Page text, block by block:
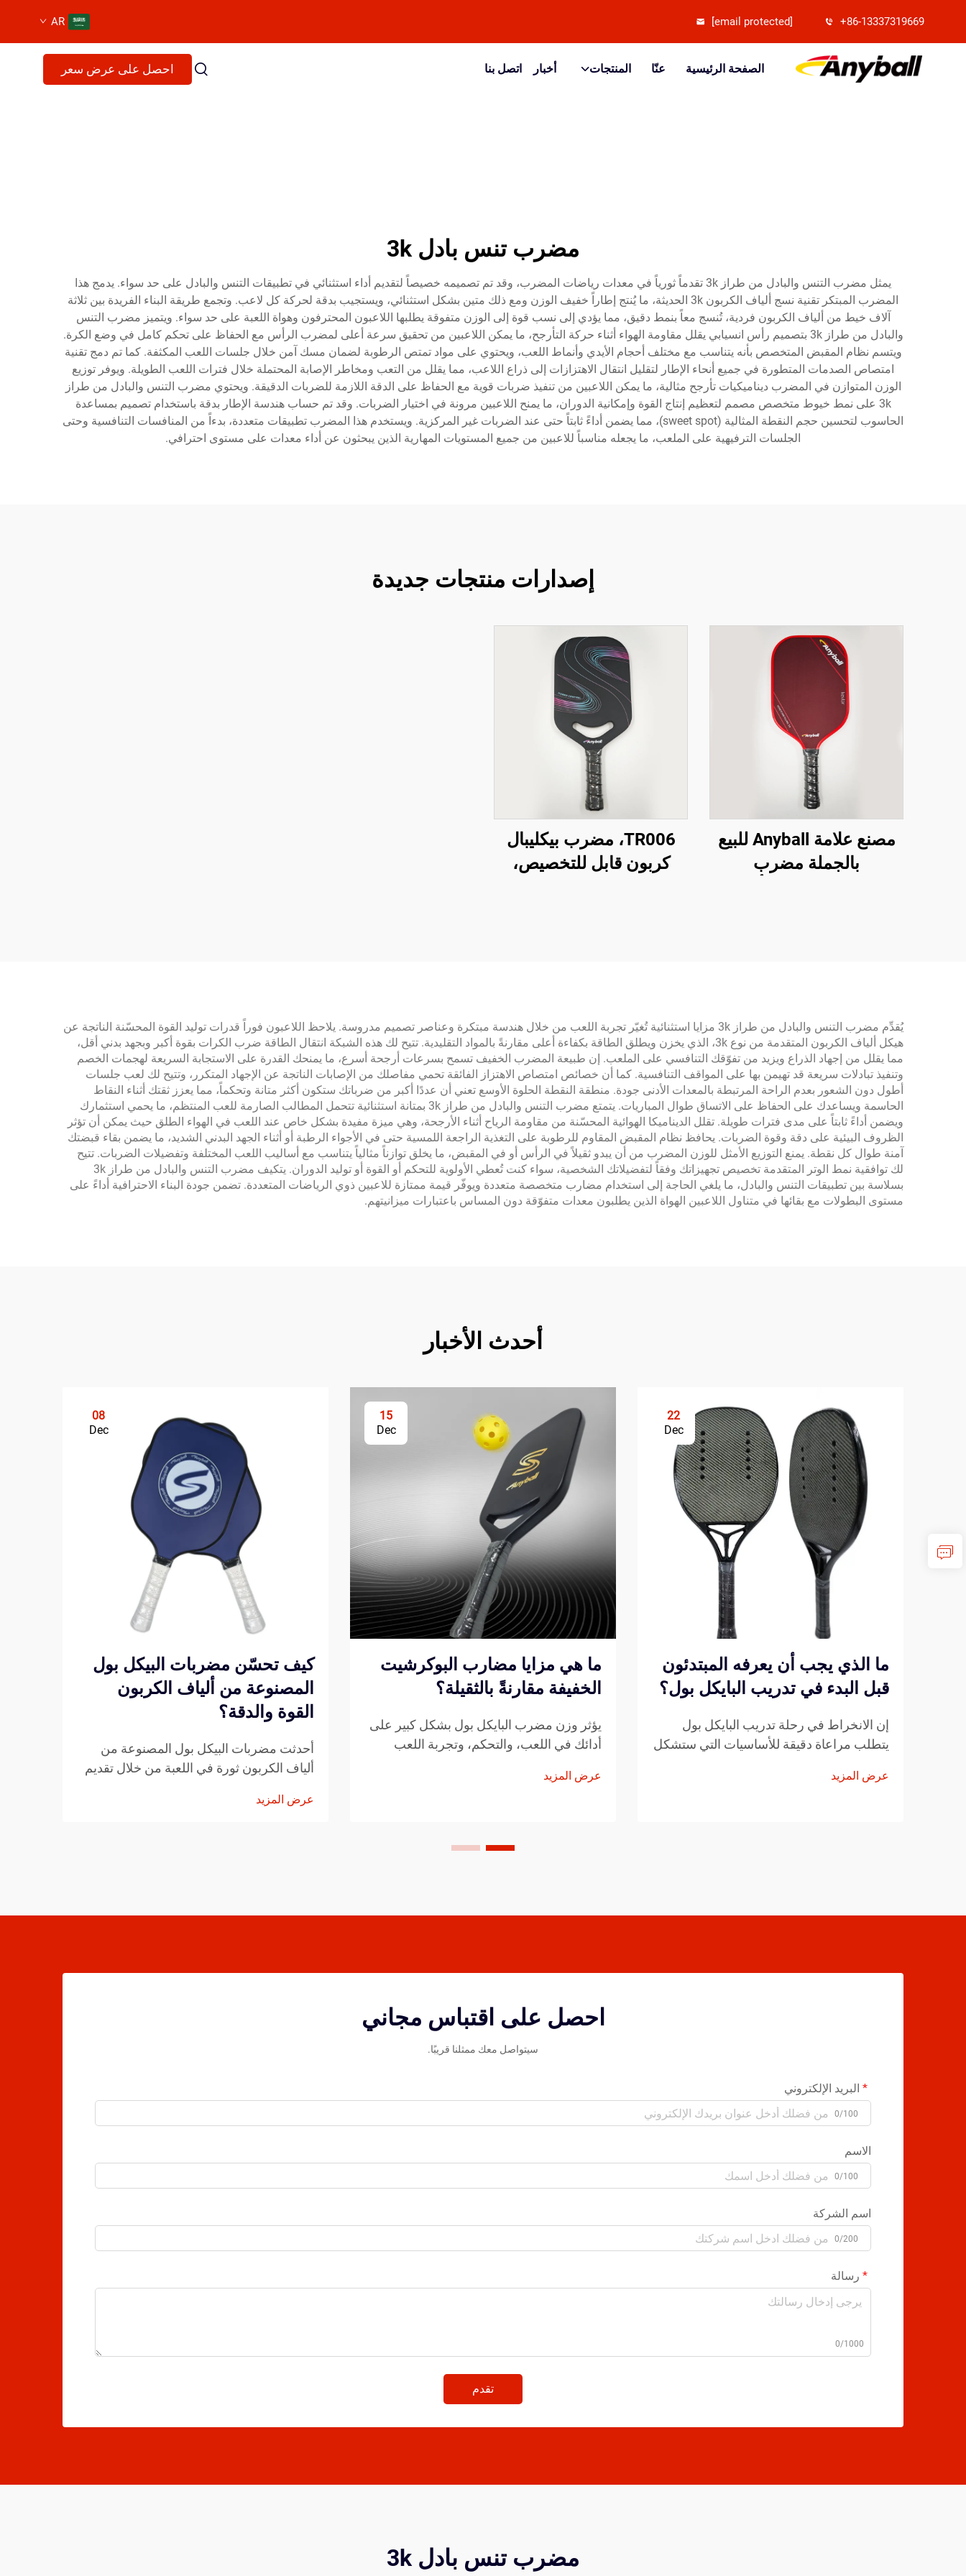
+86-13337319669
[email protected]
AR
الصفحة الرئيسية عنّا المنتجات أخبار اتصل بنا احصل على عرض سعر
مضرب تنس بادل 3k
يمثل مضرب التنس والبادل من طراز 3k تقدماً ثورياً في معدات رياضات المضرب، وقد تم تصميمه خصيصاً لتقديم أداء استثنائي في تطبيقات التنس والبادل على حد سواء. يدمج هذا
المضرب المبتكر تقنية نسج ألياف الكربون 3k الحديثة، ما يُنتج إطاراً خفيف الوزن ومع ذلك متين بشكل استثنائي، ويستجيب بدقة لحركة كل لاعب. وتجمع طريقة البناء الفريدة بين ثلاثة
آلاف خيط من ألياف الكربون فردية، تُنسج معاً بنمط دقيق، مما يؤدي إلى نسب قوة إلى الوزن متفوقة يطلبها اللاعبون المحترفون وهواة اللعبة على حد سواء. ويتميز مضرب التنس
والبادل من طراز 3k بتصميم رأس انسيابي يقلل مقاومة الهواء أثناء حركة التأرجح، ما يمكن اللاعبين من تحقيق سرعة أعلى لمضرب الرأس مع الحفاظ على تحكم كامل في وضع الكرة.
ويتسم نظام المقبض المتخصص بأنه يتناسب مع مختلف أحجام الأيدي وأنماط اللعب، ويحتوي على مواد تمتص الرطوبة لضمان مسك آمن خلال جلسات اللعب المكثفة. كما تم دمج تقنية
امتصاص الصدمات المتطورة في جميع أنحاء الإطار لتقليل انتقال الاهتزازات إلى ذراع اللاعب، مما يقلل من التعب ومخاطر الإصابة المحتملة خلال فترات اللعب الطويلة. ويوفر توزيع
الوزن المتوازن في المضرب ديناميكيات تأرجح مثالية، ما يمكن اللاعبين من تنفيذ ضربات قوية مع الحفاظ على الدقة اللازمة للضربات الدقيقة. ويحتوي مضرب التنس والبادل من طراز
3k على نمط خيوط متخصص مصمم لتعظيم إنتاج القوة وإمكانية الدوران، ما يمنح اللاعبين مرونة في اختيار الضربات. وقد تم حساب هندسة الإطار بدقة باستخدام تصميم بمساعدة
الحاسوب لتحسين حجم النقطة المثالية (sweet spot)، مما يضمن أداءً ثابتاً حتى عند الضربات غير المركزية. ويستخدم هذا المضرب تطبيقات متعددة، بدءاً من المنافسات التنافسية وحتى
الجلسات الترفيهية على الملعب، ما يجعله مناسباً للاعبين من جميع المستويات المهارية الذين يبحثون عن أداء معدات على مستوى احترافي.
إصدارات منتجات جديدة
مصنع علامة Anyball للبيع
بالجملة مضرب
TR006، مضرب بيكليبال
كربون قابل للتخصيص،
يُقدِّم مضرب التنس والبادل من طراز 3k مزايا استثنائية تُغيّر تجربة اللعب من خلال هندسة مبتكرة وعناصر تصميم مدروسة. يلاحظ اللاعبون فوراً قدرات توليد القوة المحسّنة الناتجة عن
هيكل ألياف الكربون المتقدمة من نوع 3k، الذي يخزن ويطلق الطاقة بكفاءة أعلى مقارنةً بالمواد التقليدية. تتيح لك هذه الشبكة انتقال الطاقة ضرب الكرات بقوة أكبر وبجهد بدني أقل،
مما يقلل من إجهاد الذراع ويزيد من تفوّقك التنافسي على الملعب. إن طبيعة المضرب الخفيف تسمح بسرعات أرجحة أسرع، ما يمنحك القدرة على الاستجابة السريعة لهجمات الخصم
وتنفيذ تبادلات سريعة قد تهيمن بها على المواقف التنافسية. كما أن خصائص امتصاص الاهتزاز الفائقة تحمي مفاصلك من الإصابات الناتجة عن الإجهاد المتكرر، وتتيح لك لعب جلسات
أطول دون الشعور بعدم الراحة المرتبطة بالمعدات الأدنى جودة. منطقة النقطة الحلوة الأوسع تعني أن عددًا أكبر من ضرباتك ستكون أكثر متانة وتحكماً، مما يعزز ثقتك أثناء النقاط
الحاسمة ويساعدك على الحفاظ على الاتساق طوال المباريات. يتمتع مضرب التنس والبادل من طراز 3k بمتانة استثنائية تتحمل المطالب الصارمة للعب المنتظم، ما يحمي استثمارك
ويضمن أداءً ثابتاً على مدى فترات طويلة. تقلل الديناميكا الهوائية المحسّنة من مقاومة الرياح أثناء الأرجحة، وهي ميزة مفيدة بشكل خاص عند اللعب في الهواء الطلق حيث يمكن أن تؤثر
الظروف البيئية على دقة وقوة الضربات. يحافظ نظام المقبض المقاوم للرطوبة على التغذية الراجعة اللمسية حتى في الأجواء الرطبة أو أثناء الجهد البدني الشديد، ما يضمن بقاء قبضتك
آمنة طوال كل نقطة. يمنع التوزيع الأمثل للوزن المضرب من أن يبدو ثقيلاً في الرأس أو في المقبض، ما يخلق توازناً مثالياً يتناسب مع أساليب اللعب المختلفة وتفضيلات الضربات. تتيح
لك توافقية نمط الوتر المتقدمة تخصيص تجهيزاتك وفقاً لتفضيلاتك الشخصية، سواء كنت تُعطي الأولوية للتحكم أو القوة أو توليد الدوران. يتكيف مضرب التنس والبادل من طراز 3k
بسلاسة بين تطبيقات التنس والبادل، ما يلغي الحاجة إلى استخدام مضارب متخصصة متعددة ويوفّر قيمة ممتازة للاعبين ذوي الرياضات المتعددة. تضمن جودة البناء الاحترافية أداءً على
مستوى البطولات مع بقائها في متناول اللاعبين الهواة الذين يطلبون معدات متفوّقة دون المساس باعتبارات ميزانيتهم.
أحدث الأخبار
22
Dec
ما الذي يجب أن يعرفه المبتدئون
قبل البدء في تدريب البايكل بول؟
إن الانخراط في رحلة تدريب البايكل بول
يتطلب مراعاة دقيقة للأساسيات التي ستشكل
الأساسية قبل خطوتك الأولى على الملعب إلى
عرض المزيد
15
Dec
ما هي مزايا مضارب البوكرشيت
الخفيفة مقارنةً بالثقيلة؟
يؤثر وزن مضرب البايكل بول بشكل كبير على
أدائك في اللعب، والتحكم، وتجربة اللعب
الخفيفة أو البدائل الأثقل، يجب على اللاعبين
عرض المزيد
08
Dec
كيف تحسّن مضربات البيكل بول
المصنوعة من ألياف الكربون
القوة والدقة؟
أحدثت مضربات البيكل بول المصنوعة من
ألياف الكربون ثورة في اللعبة من خلال تقديم
هذه المضارب المتقدمة بين هيكل خفيف الوزن
عرض المزيد
احصل على اقتباس مجاني
سيتواصل معك ممثلنا قريبًا.
البريد الإلكتروني
0/100
الاسم
0/100
اسم الشركة
0/200
رسالة
0/1000
تقدم
مضرب تنس بادل 3k